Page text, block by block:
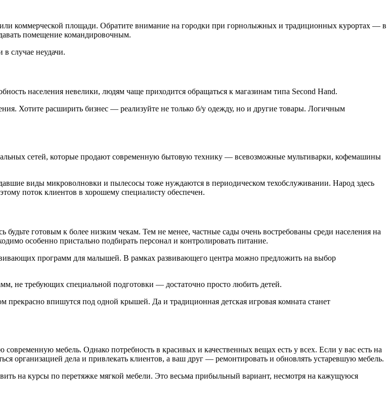
коммерческой площади. Обратите внимание на городки при горнолыжных и традиционных курортах — в
помещение командировочным.
случае неудачи.
населения невелики, людям чаще приходится обращаться к магазинам типа Second Hand.
Хотите расширить бизнес — реализуйте не только б/у одежду, но и другие товары. Логичным
сетей, которые продают современную бытовую технику — всевозможные мультиварки, кофемашины
виды микроволновки и пылесосы тоже нуждаются в периодическом техобслуживании. Народ здесь
поток клиентов в хорошему специалисту обеспечен.
готовым к более низким чекам. Тем не менее, частные сады очень востребованы среди населения на
особенно пристально подбирать персонал и контролировать питание.
программ для малышей. В рамках развивающего центра можно предложить на выбор
не требующих специальной подготовки — достаточно просто любить детей.
прекрасно впишутся под одной крышей. Да и традиционная детская игровая комната станет
мебель. Однако потребность в красивых и качественных вещах есть у всех. Если у вас есть на
организацией дела и привлекать клиентов, а ваш друг — ремонтировать и обновлять устаревшую мебель.
на курсы по перетяжке мягкой мебели. Это весьма прибыльный вариант, несмотря на кажущуюся